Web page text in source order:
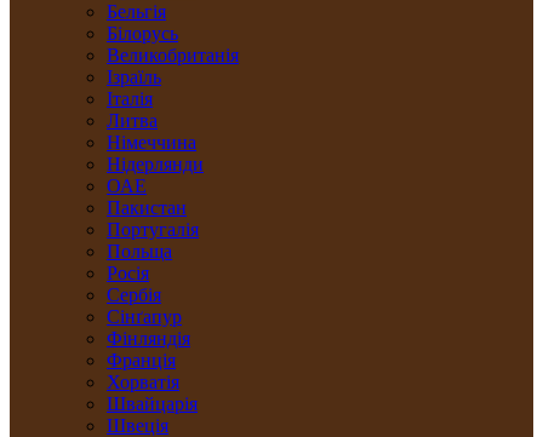
Бельгія
Білорусь
Великобританія
Ізраїль
Італія
Литва
Німеччина
Нідерлянди
ОАЕ
Пакистан
Португалія
Польща
Росія
Сербія
Сінґапур
Фінляндія
Франція
Хорватія
Швайцарія
Швеція